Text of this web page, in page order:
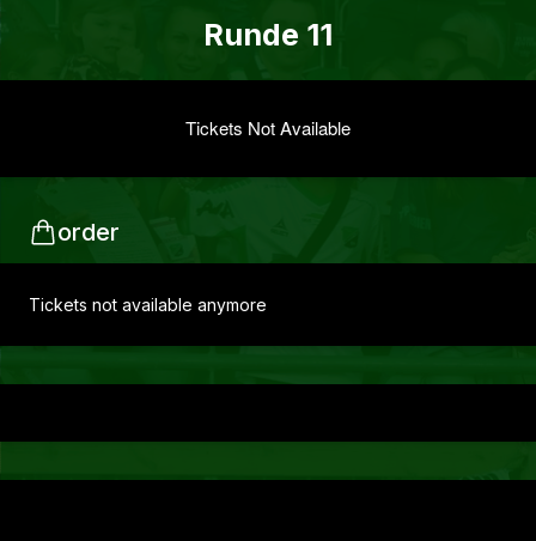
Runde 11
Tickets Not Available
order
Tickets not available anymore